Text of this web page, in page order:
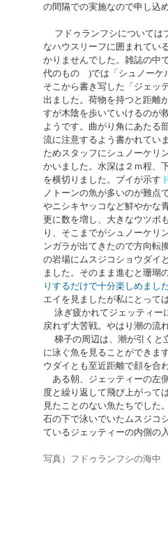
の間隔での実施なので申し込
フドゥランフシについては
なハウスリーフに囲まれてい
かりませんでした。雑誌の中
代のもの )では「シュノーケ
そこから書き写した「ジェッ
出ました。荷物を持つと距離
すが木陰を歩いていけるのが
ようです。曲がり角にあたる
流に注意するよう書かれてい
ためスタッフにシュノーケリ
かいました。水深は２ｍ程、
を横切りました。ブイが示す
ノトーンの魚が多いのが難点
やニシキヤッコなど鮮やかな
更に数を増し、大きなウツボ
り、そこまでがシュノーケリ
ンガラが出てきたので方向転
の岩場にムスジコショウダイ
ました。そのまま進むと珊瑚
りするだけで十分楽しめまし
エイを見ましたが私にとって
泳ぎ疲かれてジェッティー
戻れず大苦戦。やはり潮の流
梯子の周辺は、潮が引くと
に泳ぐ魚を見ることができま
ウダイとも至近距離で顔を合
ある朝、ジェッティーの左
度と繰り返して飛び上がって
見たことのない魚たちでした
石の下で泳いでいたムスジコ
ているジェッティーの内側の
写真）フドゥランフシの海中